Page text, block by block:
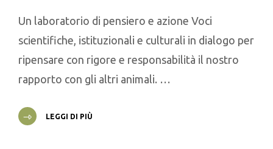
Un laboratorio di pensiero e azione Voci
scientifiche, istituzionali e culturali in dialogo per
ripensare con rigore e responsabilità il nostro
rapporto con gli altri animali. …
LEGGI DI PIÙ